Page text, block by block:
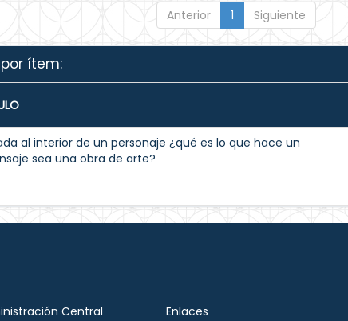
Anterior 1 Siguiente
ítem:
al interior de un personaje ¿qué es lo que hace un
sea una obra de arte?
Central Enlaces